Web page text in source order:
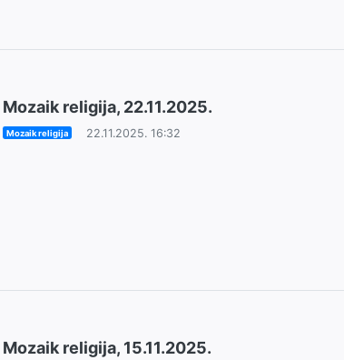
Mozaik religija, 22.11.2025.
Mozaik religija 22.11.2025. 16:32
Mozaik religija, 15.11.2025.